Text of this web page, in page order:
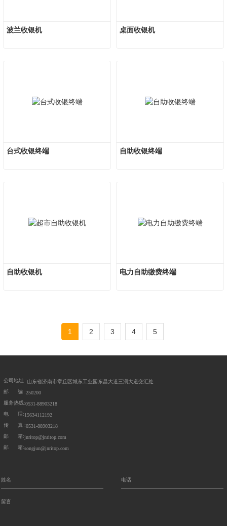
波兰收银机 桌面收银机
台式收银终端 自助收银终端
自助收银机 电力自助缴费终端
1 2 3 4 5
公司地址 :山东省济南市章丘区城东工业园东昌大道三涧大道交汇处
邮 编 :250200
服务热线:0531-88903218
电 话:15634112192
传 真 :0531-88903218
邮 箱:jnritop@jnritop.com
邮 箱:songjun@jnritop.com